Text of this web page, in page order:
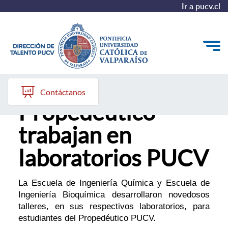
Ir a pucv.cl
Quiénes somos
Nuestros Programas
Investigación
Recursos
Contáctanos
Estudiantes de
Propedéutico
trabajan en
laboratorios PUCV
La Escuela de Ingeniería Química y Escuela de
Ingeniería Bioquímica desarrollaron novedosos
talleres, en sus respectivos laboratorios, para
estudiantes del Propedéutico PUCV.